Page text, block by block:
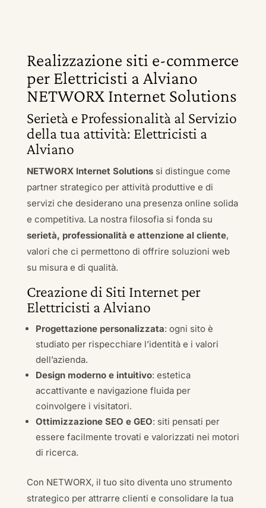
Realizzazione siti e-commerce
per Elettricisti a Alviano
NETWORX Internet Solutions
Serietà e Professionalità al Servizio
della tua attività: Elettricisti a
Alviano
NETWORX Internet Solutionssi distingue come
partner strategico per attività produttive e di
servizi che desiderano una presenza online solida
e competitiva. La nostra filosofia si fonda su
serietà, professionalità e attenzione al cliente,
valori che ci permettono di offrire soluzioni web
su misura e di qualità.
Creazione di Siti Internet per
Elettricisti a Alviano
Progettazione personalizzata: ogni sito è
studiato per rispecchiare l’identità e i valori
dell’azienda.
Design moderno e intuitivo: estetica
accattivante e navigazione fluida per
coinvolgere i visitatori.
Ottimizzazione SEO e GEO: siti pensati per
essere facilmente trovati e valorizzati nei motori
di ricerca.
Con NETWORX, il tuo sito diventa uno strumento
strategico per attrarre clienti e consolidare la tua